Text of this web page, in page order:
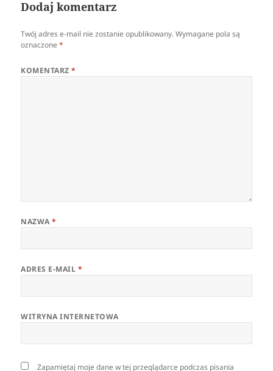
Dodaj komentarz
Twój adres e-mail nie zostanie opublikowany. Wymagane pola są
oznaczone*
KOMENTARZ*
NAZWA*
ADRES E-MAIL *
WITRYNA INTERNETOWA
Zapamiętaj moje dane w tej przeglądarce podczas pisania